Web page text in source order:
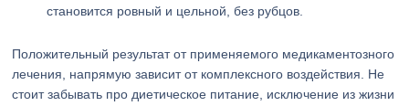
становится ровный и цельной, без рубцов.
Положительный результат от применяемого медикаментозного
лечения, напрямую зависит от комплексного воздействия. Не
стоит забывать про диетическое питание, исключение из жизни